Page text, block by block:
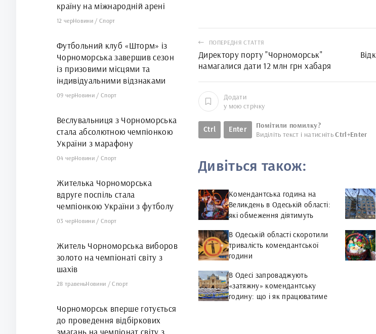
ПОПЕРЕДНЯ СТАТТЯ
Директору порту "Чорноморськ"
намагалися дати 12 млн грн хабаря
Додати
у мою стрічку
Ctrl Enter
Помітили помилку?
Виділіть текст і натиснітьCtrl+Enter
Дивіться також:
Комендантська година на
Великдень в Одеській області:
які обмеження діятимуть
В Одеській області скоротили
тривалість комендантської
години
В Одесі запроваджують
«затяжну» комендантську
годину: що і як працюватиме
країну на міжнародній арені
12 черНовини /Спорт
Футбольний клуб «Шторм» із
Чорноморська завершив сезон
із призовими місцями та
індивідуальними відзнаками
09 черНовини /Спорт
Веслувальниця з Чорноморська
стала абсолютною чемпіонкою
України з марафону
04 черНовини /Спорт
Жителька Чорноморська
вдруге поспіль стала
чемпіонкою України з футболу
03 черНовини /Спорт
Житель Чорноморська виборов
золото на чемпіонаті світу з
шахів
28 травеньНовини /Спорт
Чорноморськ вперше готується
до проведення відбіркових
змагань на чемпіонат світу з